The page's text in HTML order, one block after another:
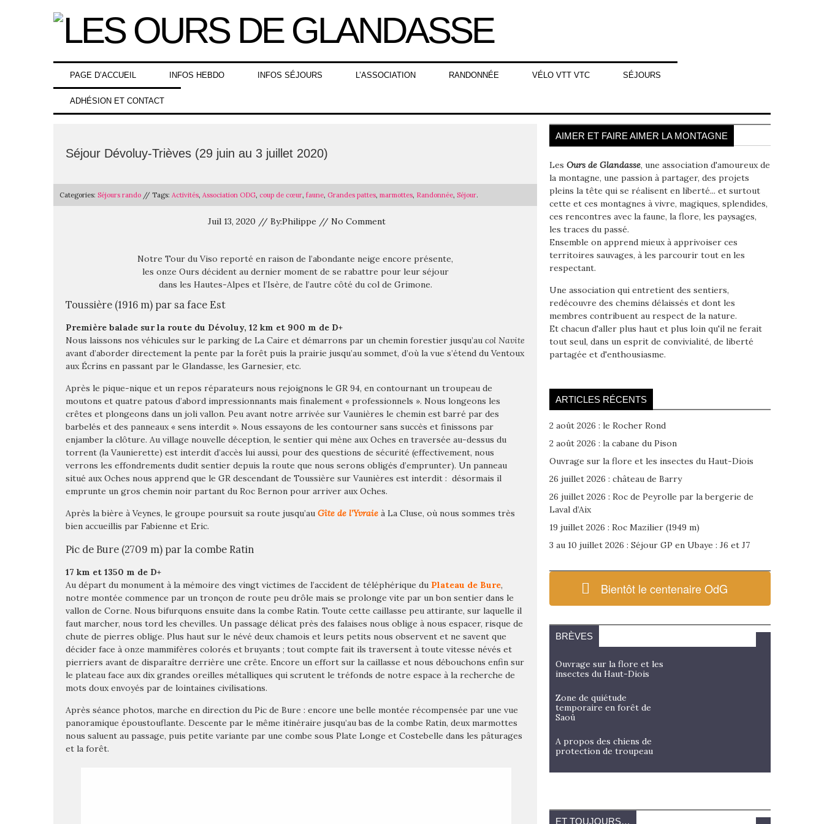
PAGE D’ACCUEIL INFOS HEBDO INFOS SÉJOURS L’ASSOCIATION RANDONNÉE VÉLO VTT VTC SÉJOURS
ADHÉSION ET CONTACT
Séjour Dévoluy-Trièves (29 juin au 3 juillet 2020)
Categories: Séjours rando // Tags: Activités, Association ODG, coup de cœur, faune, Grandes pattes, marmottes, Randonnée, Séjour.
Juil 13, 2020 // By:Philippe // No Comment
Notre Tour du Viso reporté en raison de l’abondante neige encore présente,
les onze Ours décident au dernier moment de se rabattre pour leur séjour
dans les Hautes-Alpes et l’Isère, de l’autre côté du col de Grimone.
Toussière (1916 m) par sa face Est
Première balade sur la route du Dévoluy, 12 km et 900 m de D+
Nous laissons nos véhicules sur le parking de La Caire et démarrons par un chemin forestier jusqu’au col Navite
avant d’aborder directement la pente par la forêt puis la prairie jusqu’au sommet, d’où la vue s’étend du Ventoux
aux Écrins en passant par le Glandasse, les Garnesier, etc.
Après le pique-nique et un repos réparateurs nous rejoignons le GR 94, en contournant un troupeau de
moutons et quatre patous d’abord impressionnants mais finalement « professionnels ». Nous longeons les
crêtes et plongeons dans un joli vallon. Peu avant notre arrivée sur Vaunières le chemin est barré par des
barbelés et des panneaux « sens interdit ». Nous essayons de les contourner sans succès et finissons par
enjamber la clôture. Au village nouvelle déception, le sentier qui mène aux Oches en traversée au-dessus du
torrent (la Vaunierette) est interdit d’accès lui aussi, pour des questions de sécurité (effectivement, nous
verrons les effondrements dudit sentier depuis la route que nous serons obligés d’emprunter). Un panneau
situé aux Oches nous apprend que le GR descendant de Toussière sur Vaunières est interdit : désormais il
emprunte un gros chemin noir partant du Roc Bernon pour arriver aux Oches.
Après la bière à Veynes, le groupe poursuit sa route jusqu’au Gîte de l’Yvraie à La Cluse, où nous sommes très
bien accueillis par Fabienne et Eric.
Pic de Bure (2709 m) par la combe Ratin
17 km et 1350 m de D+
Au départ du monument à la mémoire des vingt victimes de l’accident de téléphérique du Plateau de Bure,
notre montée commence par un tronçon de route peu drôle mais se prolonge vite par un bon sentier dans le
vallon de Corne. Nous bifurquons ensuite dans la combe Ratin. Toute cette caillasse peu attirante, sur laquelle il
faut marcher, nous tord les chevilles. Un passage délicat près des falaises nous oblige à nous espacer, risque de
chute de pierres oblige. Plus haut sur le névé deux chamois et leurs petits nous observent et ne savent que
décider face à onze mammifères colorés et bruyants ; tout compte fait ils traversent à toute vitesse névés et
pierriers avant de disparaître derrière une crête. Encore un effort sur la caillasse et nous débouchons enfin sur
le plateau face aux dix grandes oreilles métalliques qui scrutent le tréfonds de notre espace à la recherche de
mots doux envoyés par de lointaines civilisations.
Après séance photos, marche en direction du Pic de Bure : encore une belle montée récompensée par une vue
panoramique époustouflante. Descente par le même itinéraire jusqu’au bas de la combe Ratin, deux marmottes
nous saluent au passage, puis petite variante par une combe sous Plate Longe et Costebelle dans les pâturages
et la forêt.
AIMER ET FAIRE AIMER LA MONTAGNE
LesOurs de Glandasse, une association d'amoureux de
la montagne, une passion à partager, des projets
pleins la tête qui se réalisent en liberté... et surtout
cette et ces montagnes à vivre, magiques, splendides,
ces rencontres avec la faune, la flore, les paysages,
les traces du passé.
Ensemble on apprend mieux à apprivoiser ces
territoires sauvages, à les parcourir tout en les
respectant.
Une association qui entretient des sentiers,
redécouvre des chemins délaissés et dont les
membres contribuent au respect de la nature.
Et chacun d'aller plus haut et plus loin qu'il ne ferait
tout seul, dans un esprit de convivialité, de liberté
partagée et d'enthousiasme.
ARTICLES RÉCENTS
2 août 2026 : le Rocher Rond
2 août 2026 : la cabane du Pison
Ouvrage sur la flore et les insectes du Haut-Diois
26 juillet 2026 : château de Barry
26 juillet 2026 : Roc de Peyrolle par la bergerie de
Laval d’Aix
19 juillet 2026 : Roc Mazilier (1949 m)
3 au 10 juillet 2026 : Séjour GP en Ubaye : J6 et J7
Bientôt le centenaire OdG
BRÈVES
Ouvrage sur la flore et les
insectes du Haut-Diois
Zone de quiétude
temporaire en forêt de
Saoû
A propos des chiens de
protection de troupeau
ET TOUJOURS…